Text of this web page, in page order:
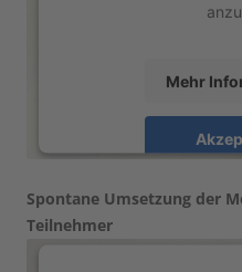
Mehr
Spontane Umsetzung der
Teilnehmer